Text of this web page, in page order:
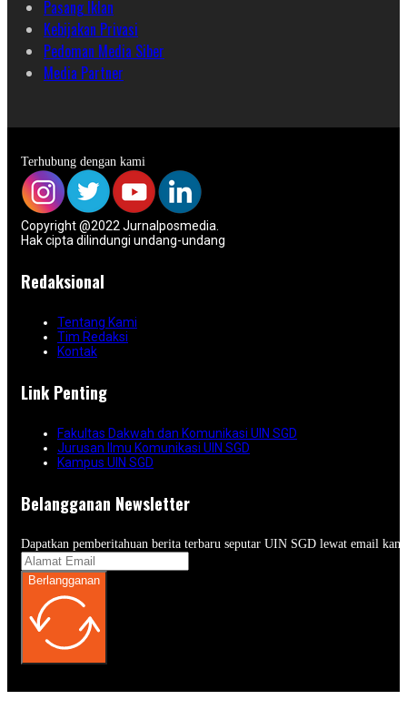
Pasang Iklan
Kebijakan Privasi
Pedoman Media Siber
Media Partner
Terhubung dengan kami
Copyright @2022 Jurnalposmedia.
Hak cipta dilindungi undang-undang
Redaksional
Tentang Kami
Tim Redaksi
Kontak
Link Penting
Fakultas Dakwah dan Komunikasi UIN SGD
Jurusan Ilmu Komunikasi UIN SGD
Kampus UIN SGD
Belangganan Newsletter
Dapatkan pemberitahuan berita terbaru seputar UIN SGD lewat email
Berlangganan